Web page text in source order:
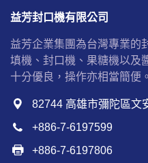
益芳封口機有限公司
益芳企業集團為台灣專業的
填機、封口機、果糖機以及
十分優良，操作亦相當簡便。
82744 高雄市彌陀區文
+886-7-6197599
+886-7-6197806